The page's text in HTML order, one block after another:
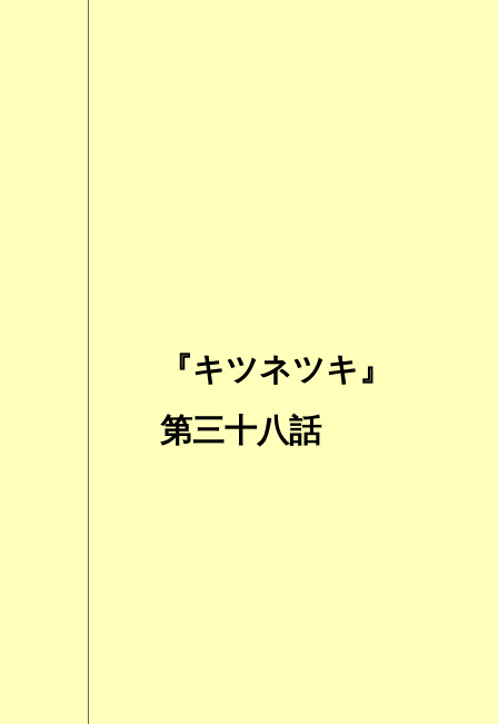
『キツネツキ』
第三十八話